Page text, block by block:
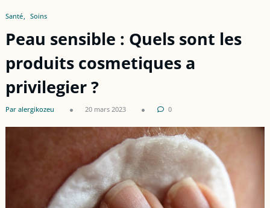
Santé Soins
Peau sensible : Quels sont les
produits cosmetiques a
privilegier ?
Par alergikozeu 20 mars 2023 0